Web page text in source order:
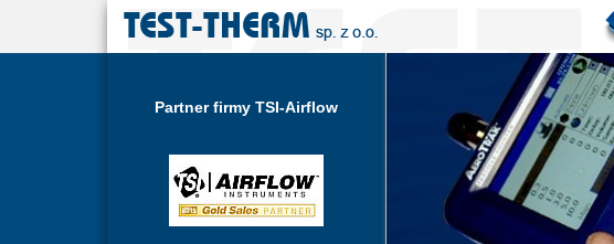
Partner firmy TSI-Airflow